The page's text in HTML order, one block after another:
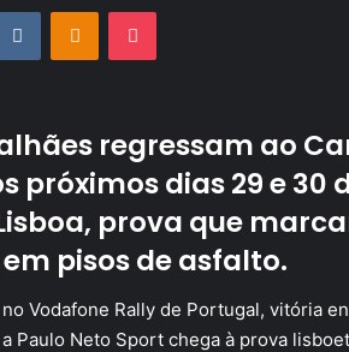
VKontakteOdnoklassniki
Pocket
regressam ao
próximos dias 29 e 30
prova que
em pisos de asfalto.
Vodafone Rally de Portugal, vitória
Paulo Neto Sport chega à prova